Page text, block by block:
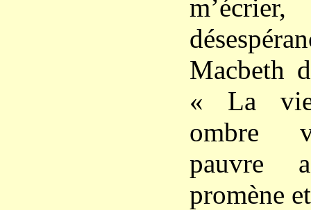
Macbeth
« La vie
ombre
pauvre
promène